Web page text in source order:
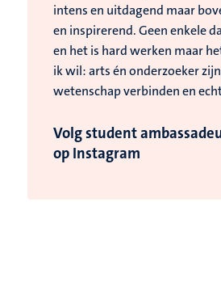
intens en uitdagend maar
en inspirerend. Geen enkele
en het is hard werken maar
ik wil: arts én onderzoeker
wetenschap verbinden en
Volg student
op Instagram